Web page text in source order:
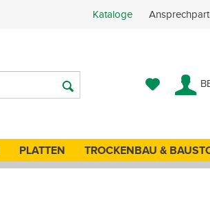
Kataloge
PLATTEN TROCKENBAU &